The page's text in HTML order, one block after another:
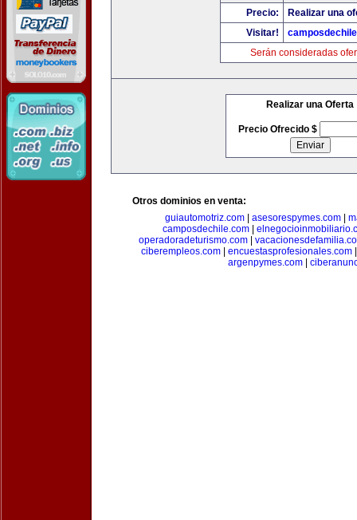
Precio:
Realizar una
Visitar!
Serán consideradas
Realizar una Oferta
Precio Ofrecido $
Otros dominios en venta:
guiautomotriz.com
asesorespymes.com
camposdechile.com
operadoradeturismo.com
ciberempleos.com
encuestasprofesionales.com
argenpymes.com